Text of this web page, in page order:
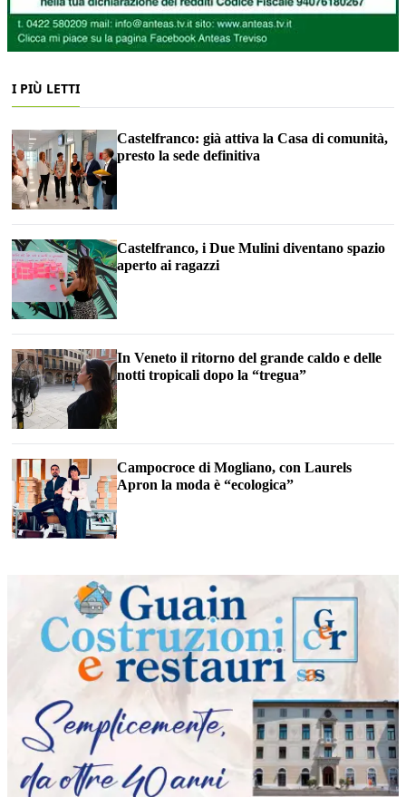
I PIÙ LETTI
Castelfranco: già attiva la Casa di comunità,
presto la sede definitiva
Castelfranco, i Due Mulini diventano spazio
aperto ai ragazzi
In Veneto il ritorno del grande caldo e delle
notti tropicali dopo la “tregua”
Campocroce di Mogliano, con Laurels
Apron la moda è “ecologica”